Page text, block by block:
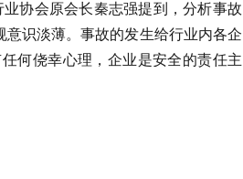
协会原会长秦志强提到，分析事故
识淡薄。事故的发生给行业内各企
何侥幸心理，企业是安全的责任主